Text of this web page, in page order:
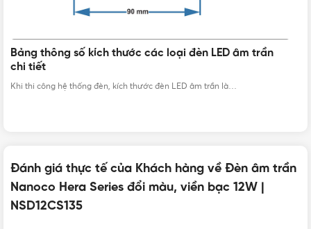
15 thông số kỹ thuật của đèn LED bạn cần biết khi sử
dụng
Khi chọn mua một chiếc đèn LED thì đa số người tiêu dùng…
Đánh giá thực tế của Khách hàng về Đèn âm trần
Nanoco Hera Series đổi màu, viền bạc 12W |
NSD12CS135